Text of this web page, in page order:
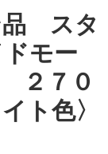
品 スタ
モー
２７０
ト色〉